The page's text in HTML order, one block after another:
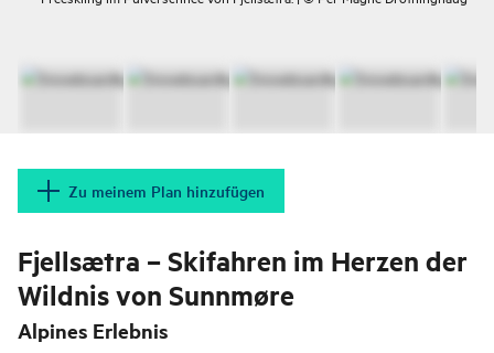
Zu meinem Plan hinzufügen
Fjellsætra – Skifahren im Herzen der
Wildnis von Sunnmøre
Alpines Erlebnis